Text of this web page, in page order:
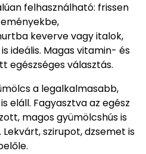
felhasználható: frissen
keverve vagy italok,
ideális. Magas vitamin- és
választás.
a legalkalmasabb,
eláll. Fagyasztva az egész
magos gyümölcshús is
szirupot, dzsemet is